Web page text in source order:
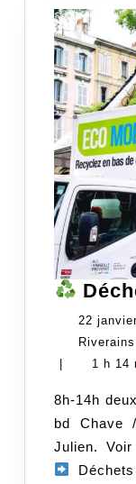
22
|
1 h 14
8h-14h deux mercredis par mois : à l’angle
bd Chave
Julien.